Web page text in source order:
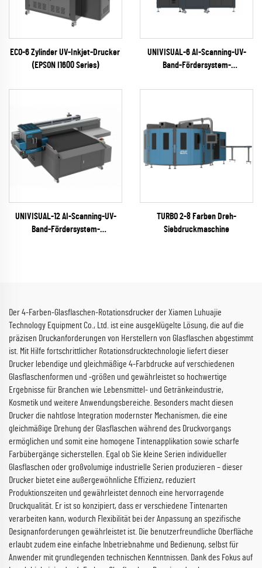
ECO-6 Zylinder UV-Inkjet-Drucker
(EPSON I1600 Series)
UNIVISUAL-6 AI-Scanning-UV-
Band-Fördersystem-
(RICOH Gen6 Serie)
UNIVISUAL-12 AI-Scanning-UV-
Band-Fördersystem-
TURBO 2-8 Farben Dreh-
Siebdruckmaschine
Der 4-Farben-Glasflaschen-Rotationsdrucker der Xiamen Luhuajie
Technology Equipment Co., Ltd. ist eine ausgeklügelte Lösung, die auf die
präzisen Druckanforderungen von Herstellern von Glasflaschen abgestimmt
ist. Mit Hilfe fortschrittlicher Rotationsdrucktechnologie liefert dieser
Drucker lebendige und gleichmäßige 4-Farbdrucke auf verschiedenen
Glasflaschenformen und -größen und gewährleistet so hochwertige
Ergebnisse für Branchen wie Lebensmittel- und Getränkeindustrie,
Kosmetik und weitere Anwendungsbereiche. Besonders macht diesen
Drucker die nahtlose Integration modernster Mechanismen, die eine
gleichmäßige Drehung der Glasflaschen während des Druckvorgangs
ermöglichen und somit eine homogene Tintenapplikation sowie scharfe
Farbübergänge sicherstellen. Egal ob Sie kleine Serien individueller
Glasflaschen oder großvolumige industrielle Serien produzieren – dieser
Drucker bietet eine außergewöhnliche Effizienz, reduziert
Produktionszeiten und gewährleistet dennoch eine hervorragende
Druckqualität. Er ist so konzipiert, dass er verschiedene Tintenarten
verarbeiten kann, wodurch Flexibilität bei der Anpassung an spezifische
Designanforderungen gewährleistet ist. Die benutzerfreundliche Oberfläche
erlaubt zudem eine einfache Inbetriebnahme und Bedienung, selbst für
Anwender mit grundlegenden technischen Kenntnissen. Dank des Fokus auf